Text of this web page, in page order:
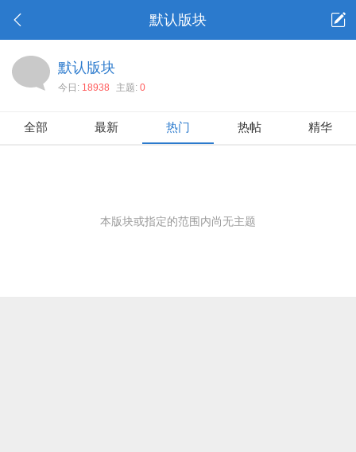
默认版块
默认版块
今日: 18938 主题: 0
全部 最新 热门 热帖 精华
本版块或指定的范围内尚无主题